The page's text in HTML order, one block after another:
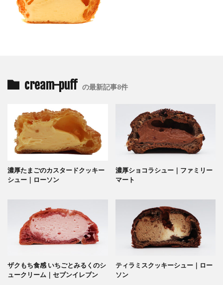
cream-puff の最新記事8件
濃厚たまごのカスタードクッキー
シュー｜ローソン
濃厚ショコラシュー｜ファミリー
マート
ザクもち食感 いちごとみるくのシ
ュークリーム｜セブンイレブン
ティラミスクッキーシュー｜ロー
ソン